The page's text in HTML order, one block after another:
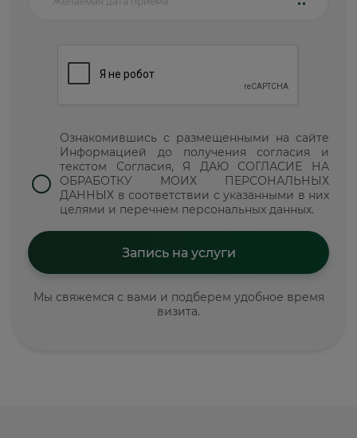
Ознакомившись с размещенными на сайте
Информацией до получения согласия и
текстом Согласия, Я ДАЮ СОГЛАСИЕ НА
ОБРАБОТКУ МОИХ ПЕРСОНАЛЬНЫХ
ДАННЫХ в соответствии с указанными в них
целями и перечнем персональных данных.
Мы свяжемся с вами и подберем удобное время
визита.